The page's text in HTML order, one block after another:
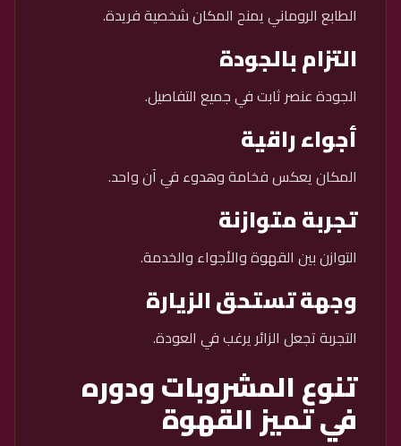
الطابع الروماني يمنح المكان شخصية فريدة.
التزام بالجودة
الجودة عنصر ثابت في جميع التفاصيل.
أجواء راقية
المكان يعكس فخامة وهدوء في آن واحد.
تجربة متوازنة
التوازن بين القهوة والأجواء والخدمة.
وجهة تستحق الزيارة
التجربة تجعل الزائر يرغب في العودة.
تنوع المشروبات ودوره
في تميز القهوة